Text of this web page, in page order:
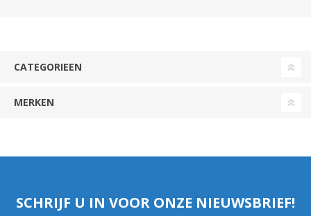
CATEGORIEEN
MERKEN
SCHRIJF U IN VOOR ONZE NIEUWSBRIEF!